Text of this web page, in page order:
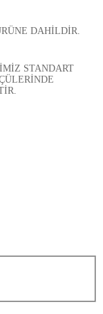
DAHİLDİR.
STANDART